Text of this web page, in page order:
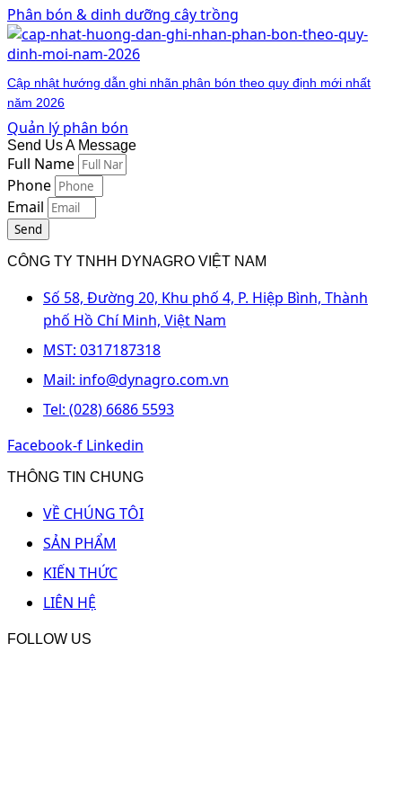
Phân bón & dinh dưỡng cây trồng
Cập nhật hướng dẫn ghi nhãn phân bón theo quy định mới nhất
năm 2026
Quản lý phân bón
Send Us A Message
Full Name
Phone
Email
Send
CÔNG TY TNHH DYNAGRO VIỆT NAM
Số 58, Đường 20, Khu phố 4, P. Hiệp Bình, Thành
phố Hồ Chí Minh, Việt Nam
MST: 0317187318
Mail: info@dynagro.com.vn
Tel: (028) 6686 5593
Facebook-f Linkedin
THÔNG TIN CHUNG
VỀ CHÚNG TÔI
SẢN PHẨM
KIẾN THỨC
LIÊN HỆ
FOLLOW US